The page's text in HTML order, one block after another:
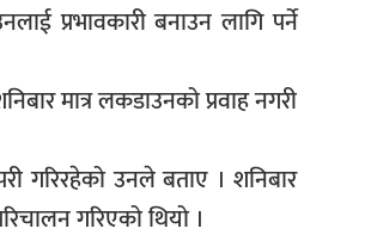
प्रभावकारी बनाउन लागि पर्ने
मात्र लकडाउनको प्रवाह नगरी
गरिरहेको उनले बताए । शनिबार
गरिएको थियो ।